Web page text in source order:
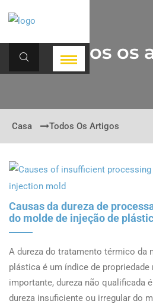
Todos os
Casa Todos Os Artigos
Causas da dureza de
do molde de injeção de
A dureza do tratamento térmico da
plástica é um índice de
importante, dureza não qualificada
dureza insuficiente ou irregular do